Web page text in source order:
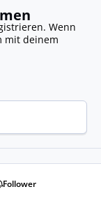
Wenn
mit deinem
Follower